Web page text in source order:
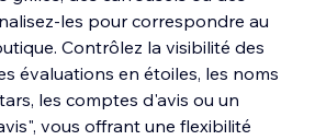
les pour correspondre au
Contrôlez la visibilité des
évaluations en étoiles, les noms
les comptes d'avis ou un
vous offrant une flexibilité